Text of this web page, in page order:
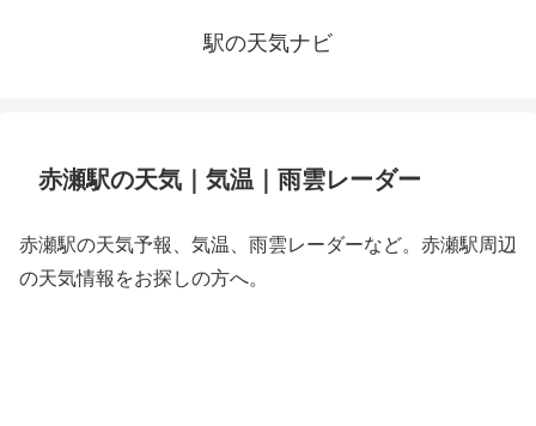
駅の天気ナビ
赤瀬駅の天気｜気温｜雨雲レーダー
赤瀬駅の天気予報、気温、雨雲レーダーなど。赤瀬駅周辺
の天気情報をお探しの方へ。